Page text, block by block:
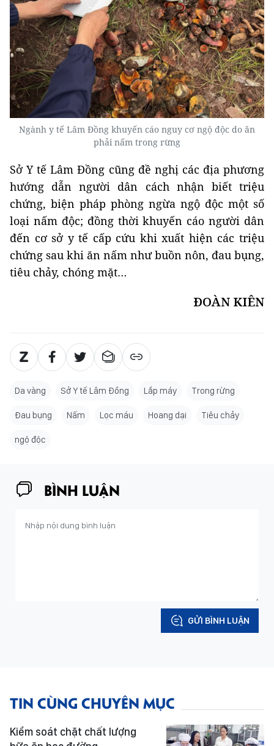
Ngành y tế Lâm Đồng khuyến cáo nguy cơ ngộ độc do ăn
phải nấm trong rừng
Sở Y tế Lâm Đồng cũng đề nghị các địa phương
hướng dẫn người dân cách nhận biết triệu
chứng, biện pháp phòng ngừa ngộ độc một số
loại nấm độc; đồng thời khuyến cáo người dân
đến cơ sở y tế cấp cứu khi xuất hiện các triệu
chứng sau khi ăn nấm như buồn nôn, đau bụng,
tiêu chảy, chóng mặt…
ĐOÀN KIÊN
Da vàng Sở Y tế Lâm Đồng Lắp máy Trong rừng
Đau bụng Nấm Lọc máu Hoang dại Tiêu chảy
ngộ độc
BÌNH LUẬN
GỬI BÌNH LUẬN
TIN CÙNG CHUYÊN MỤC
Kiểm soát chặt chất lượng